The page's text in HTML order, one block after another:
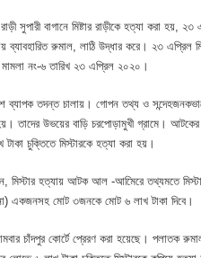
সুপারী বাগানে মিষ্টার রাড়ীকে হত্যা করা হয়,
রুমাল, লাঠি উদ্ধার করে। ২৩ এপ্রিল
নং-৬ তারিখ ২৩ এপ্রিল ২০২০।
ব্যাপক তদন্ত চালায়। গোপন তথ্য ও
তাদের উভয়ের বাড়ি চরপোড়ামুখী গ্রামে।
চুক্তিতে মিস্টারকে হত্যা করা হয়।
মিস্টার হত্যায় আটক আল -আমিেরে তথ্যমতে
একজনসহ মোট ৩জনকে মোট ৬ লাখ টাকা দিবে।
চাঁদপুর কোর্টে প্রেরণ করা হয়েছে। পলাতক